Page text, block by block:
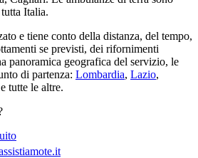
Italia.
e tiene conto della distanza, del tempo,
se previsti, dei rifornimenti
panoramica geografica del servizio, le
di partenza: Lombardia, Lazio,
e tutte le altre.